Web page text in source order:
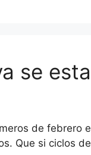
se
de
Que si ciclos